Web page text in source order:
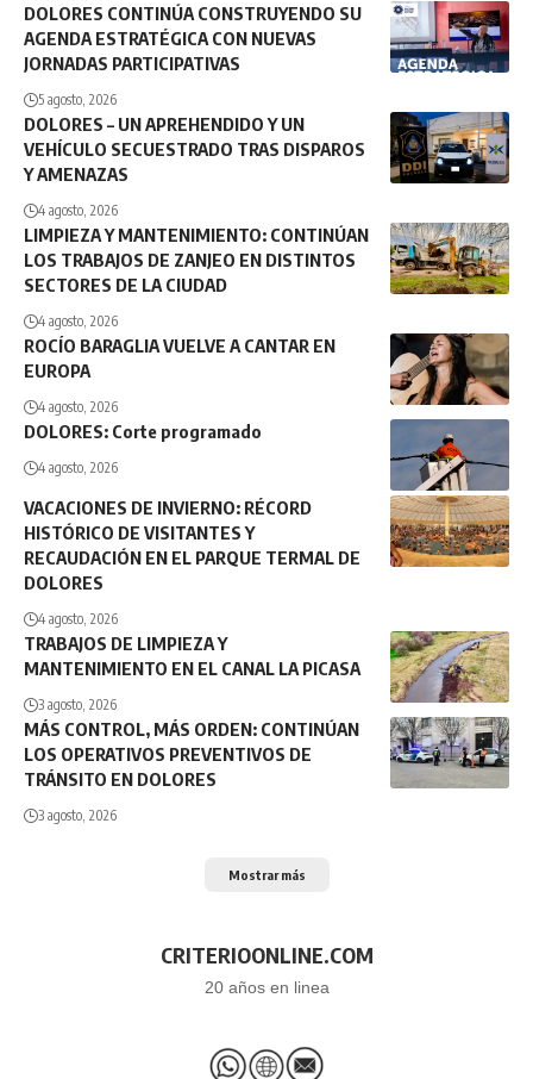
DOLORES CONTINÚA CONSTRUYENDO SU
AGENDA ESTRATÉGICA CON NUEVAS
JORNADAS PARTICIPATIVAS
5 agosto, 2026
DOLORES – UN APREHENDIDO Y UN
VEHÍCULO SECUESTRADO TRAS DISPAROS
Y AMENAZAS
4 agosto, 2026
LIMPIEZA Y MANTENIMIENTO: CONTINÚAN
LOS TRABAJOS DE ZANJEO EN DISTINTOS
SECTORES DE LA CIUDAD
4 agosto, 2026
ROCÍO BARAGLIA VUELVE A CANTAR EN
EUROPA
4 agosto, 2026
DOLORES: Corte programado
4 agosto, 2026
VACACIONES DE INVIERNO: RÉCORD
HISTÓRICO DE VISITANTES Y
RECAUDACIÓN EN EL PARQUE TERMAL DE
DOLORES
4 agosto, 2026
TRABAJOS DE LIMPIEZA Y
MANTENIMIENTO EN EL CANAL LA PICASA
3 agosto, 2026
MÁS CONTROL, MÁS ORDEN: CONTINÚAN
LOS OPERATIVOS PREVENTIVOS DE
TRÁNSITO EN DOLORES
3 agosto, 2026
Mostrar más
CRITERIOONLINE.COM
20 años en linea